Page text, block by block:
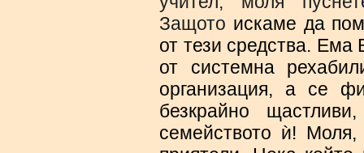
Защото искаме да
от тези средства.
от системна
организация, а се
безкрайно
семейството ѝ!